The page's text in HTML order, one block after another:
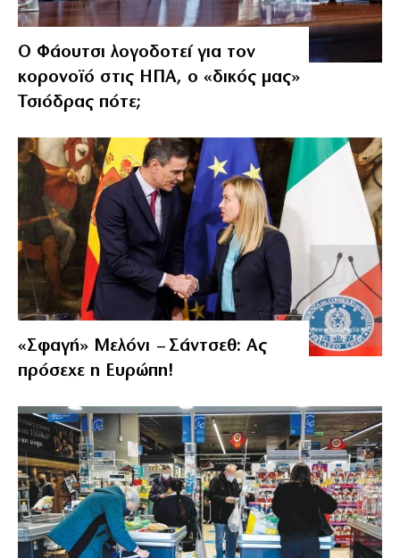
Ο Φάουτσι λογοδοτεί για τον
κορονοϊό στις ΗΠΑ, ο «δικός μας»
Τσιόδρας πότε;
«Σφαγή» Μελόνι – Σάντσεθ: Ας
πρόσεχε η Ευρώπη!